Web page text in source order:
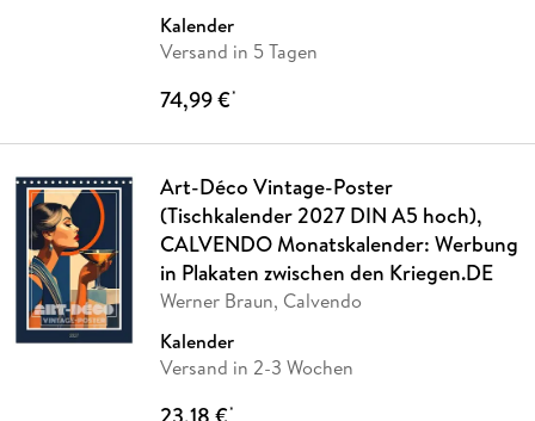
Kalender
Versand in 5 Tagen
74,99 €*
Art-Déco Vintage-Poster
(Tischkalender 2027 DIN A5 hoch),
CALVENDO Monatskalender: Werbung
in Plakaten zwischen den Kriegen.DE
Werner Braun, Calvendo
Kalender
Versand in 2-3 Wochen
*